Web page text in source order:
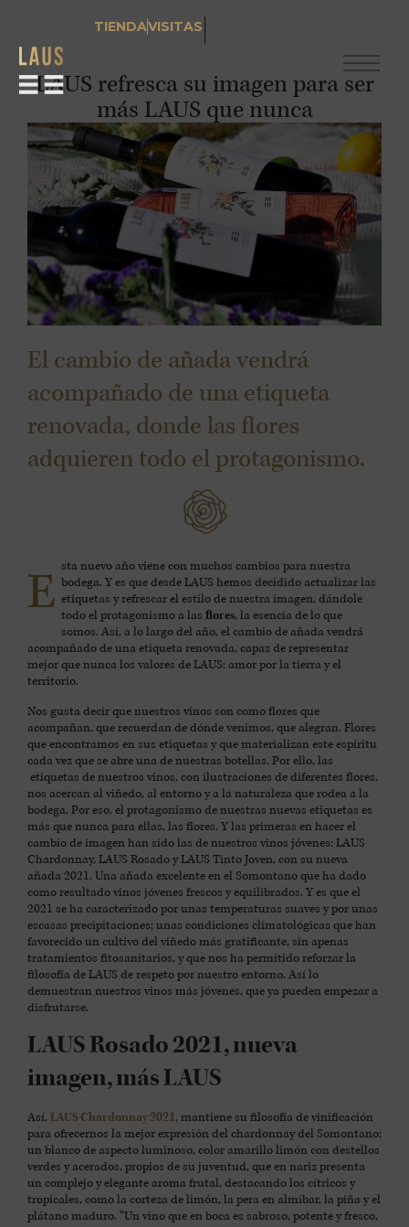
TIENDAVISITAS
LAUS refresca su imagen para ser
más LAUS que nunca
El cambio de añada vendrá
acompañado de una etiqueta
renovada, donde las flores
adquieren todo el protagonismo.
E sta nuevo año viene con muchos cambios para nuestra
bodega. Y es que desde LAUS hemos decidido actualizar las
etiquetas y refrescar el estilo de nuestra imagen, dándole
todo el protagonismo a las flores, la esencia de lo que
somos. Así, a lo largo del año, el cambio de añada vendrá
acompañado de una etiqueta renovada, capaz de representar
mejor que nunca los valores de LAUS: amor por la tierra y el
territorio.
Nos gusta decir que nuestros vinos son como flores que
acompañan, que recuerdan de dónde venimos, que alegran. Flores
que encontramos en sus etiquetas y que materializan este espíritu
cada vez que se abre una de nuestras botellas. Por ello, las
etiquetas de nuestros vinos, con ilustraciones de diferentes flores,
nos acercan al viñedo, al entorno y a la naturaleza que rodea a la
bodega. Por eso, el protagonismo de nuestras nuevas etiquetas es
más que nunca para ellas, las flores. Y las primeras en hacer el
cambio de imagen han sido las de nuestros vinos jóvenes: LAUS
Chardonnay, LAUS Rosado y LAUS Tinto Joven, con su nueva
añada 2021. Una añada excelente en el Somontano que ha dado
como resultado vinos jóvenes frescos y equilibrados. Y es que el
2021 se ha caracterizado por unas temperaturas suaves y por unas
escasas precipitaciones; unas condiciones climatológicas que han
favorecido un cultivo del viñedo más gratificante, sin apenas
tratamientos fitosanitarios, y que nos ha permitido reforzar la
filosofía de LAUS de respeto por nuestro entorno. Así lo
demuestran nuestros vinos más jóvenes, que ya pueden empezar a
disfrutarse.
LAUS Rosado 2021, nueva
imagen, más LAUS
Así, LAUS Chardonnay 2021, mantiene su filosofía de vinificación
para ofrecernos la mejor expresión del chardonnay del Somontano:
un blanco de aspecto luminoso, color amarillo limón con destellos
verdes y acerados, propios de su juventud, que en nariz presenta
un complejo y elegante aroma frutal, destacando los cítricos y
tropicales, como la corteza de limón, la pera en almíbar, la piña y el
plátano maduro. “Un vino que en boca es sabroso, potente y fresco,